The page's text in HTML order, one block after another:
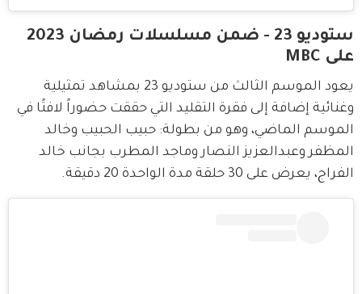
ستوديو 23 - ضمن مسلسلات رمضان 2023
على MBC
يعود الموسم الثالث من ستوديو 23 بمشاهد تمثيلية
وغنائية إضافة إلى فقرة التقليد التي حققت حضوراً لافتًا في
الموسم الماضي، وهو من بطولة: حبيب الحبيب وخالد
المظفر وعبدالعزيز النصار وماجد المطرب بجانب خالد
الفراج، يعرض على 30 حلقة مدة الواحدة 20 دقيقة.